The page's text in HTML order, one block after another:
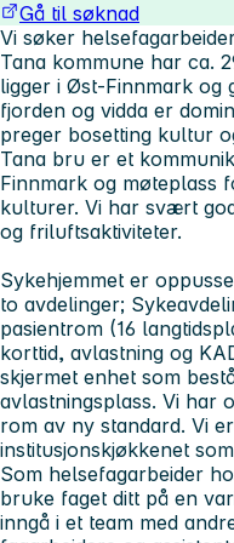
Gå til søknad
Vi søker
Tana kommune har ca.
ligger i Øst-Finnmark og
fjorden og vidda er
preger bosetting kultur
Tana bru er et
Finnmark og møteplass
kulturer. Vi har svært
og friluftsaktiviteter.
Sykehjemmet er
to avdelinger;
pasientrom (16
korttid, avlastning og
skjermet enhet som
avlastningsplass. Vi har
rom av ny standard. Vi
institusjonskjøkkenet
Som helsefagarbeider
bruke faget ditt på en
inngå i et team med